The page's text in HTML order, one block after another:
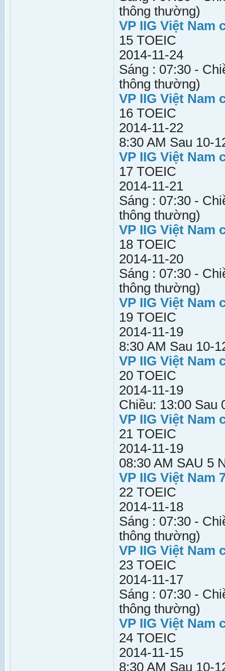
thông thường)
VP IIG Việt Nam
15 TOEIC
2014-11-24
Sáng : 07:30 -
thông thường)
VP IIG Việt Nam
16 TOEIC
2014-11-22
8:30 AM Sau 10-
VP IIG Việt Nam
17 TOEIC
2014-11-21
Sáng : 07:30 -
thông thường)
VP IIG Việt Nam
18 TOEIC
2014-11-20
Sáng : 07:30 -
thông thường)
VP IIG Việt Nam
19 TOEIC
2014-11-19
8:30 AM Sau 10-
VP IIG Việt Nam
20 TOEIC
2014-11-19
Chiều: 13:00 Sau
VP IIG Việt Nam
21 TOEIC
2014-11-19
08:30 AM SAU 5
VP IIG Việt Nam
22 TOEIC
2014-11-18
Sáng : 07:30 -
thông thường)
VP IIG Việt Nam
23 TOEIC
2014-11-17
Sáng : 07:30 -
thông thường)
VP IIG Việt Nam
24 TOEIC
2014-11-15
8:30 AM Sau 10-